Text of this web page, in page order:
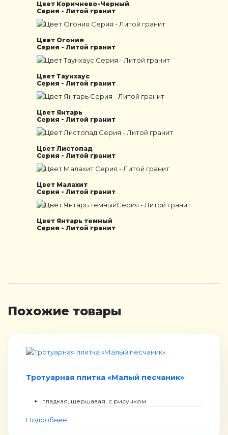
Цвет Коричнево-Черный
Серия - Литой гранит
Цвет Огония
Серия - Литой гранит
Цвет Таунхаус
Серия - Литой гранит
Цвет Янтарь
Серия - Литой гранит
Цвет Листопад
Серия - Литой гранит
Цвет Малахит
Серия - Литой гранит
Цвет Янтарь темный
Серия - Литой гранит
Похожие товары
Тротуарная плитка «Малый песчаник»
гладкая, шершавая, с рисунком
Подробнее